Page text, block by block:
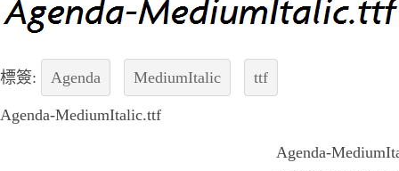
標簽: Agenda MediumItalic ttf
Agenda-MediumItalic.ttf
Agenda-